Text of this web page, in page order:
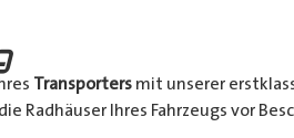
Transportersmit unserer
Radhäuser Ihres Fahrzeugs vor